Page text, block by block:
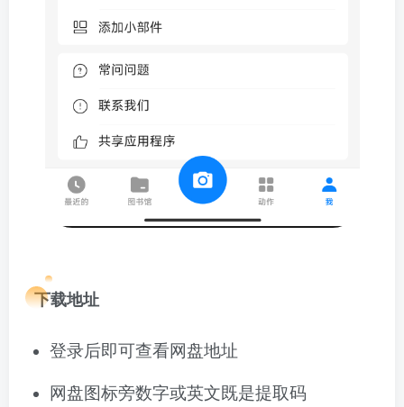
下载地址
登录后即可查看网盘地址
网盘图标旁数字或英文既是提取码